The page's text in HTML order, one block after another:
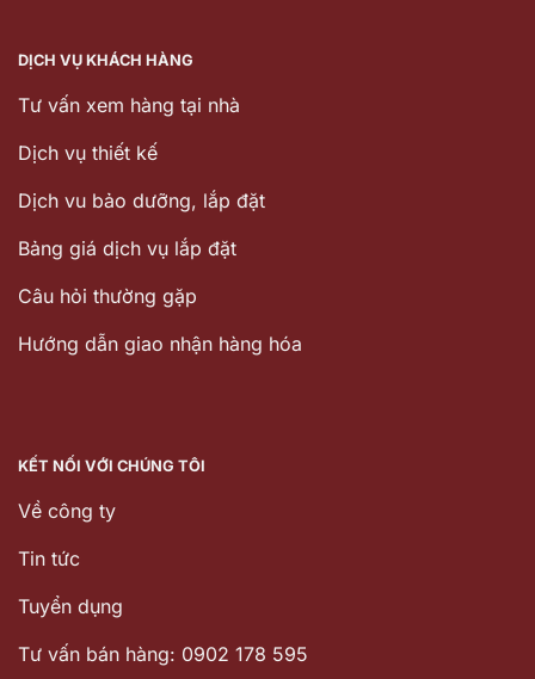
DỊCH VỤ KHÁCH HÀNG
Tư vấn xem hàng tại nhà
Dịch vụ thiết kế
Dịch vu bảo dưỡng, lắp đặt
Bảng giá dịch vụ lắp đặt
Câu hỏi thường gặp
Hướng dẫn giao nhận hàng hóa
KẾT NỐI VỚI CHÚNG TÔI
Về công ty
Tin tức
Tuyển dụng
Tư vấn bán hàng: 0902 178 595